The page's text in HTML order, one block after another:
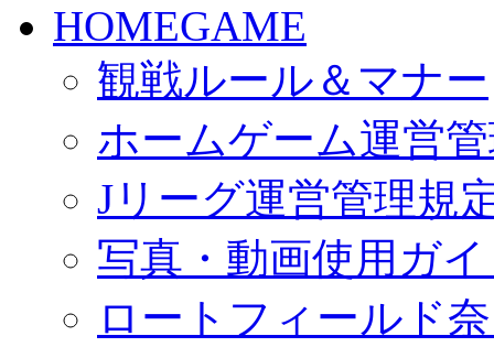
HOMEGAME
観戦ルール＆マナー
ホームゲーム運営
Jリーグ運営管理規
写真・動画使用ガ
ロートフィールド